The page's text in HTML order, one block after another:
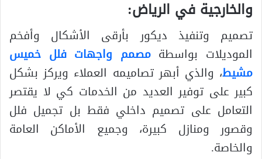
والخارجية في الرياض:
تصميم وتنفيذ ديكور بأرقى الأشكال وأفخم
الموديلات بواسطة مصمم واجهات فلل خميس
مشيط، والذي أبهر تصاميمه العملاء ويركز بشكل
كبير على توفير العديد من الخدمات كي لا يقتصر
التعامل على تصميم داخلي فقط بل تجميل فلل
وقصور ومنازل كبيرة، وجميع الأماكن العامة
والخاصة.